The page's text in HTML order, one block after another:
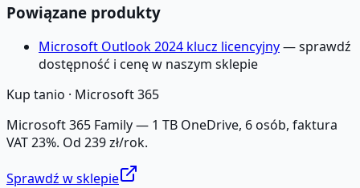
Powiązane produkty
Microsoft Outlook 2024 klucz licencyjny— sprawdź
dostępność i cenę w naszym sklepie
Kup tanio · Microsoft 365
Microsoft 365 Family — 1 TB OneDrive, 6 osób, faktura
VAT 23%. Od 239 zł/rok.
Sprawdź w sklepie